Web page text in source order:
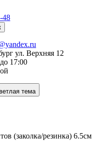
48
ул. Верхняя 12
17:00
тема
(заколка/резинка) 6.5см